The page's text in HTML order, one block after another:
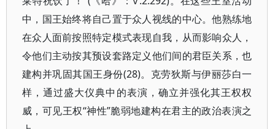
中，国王始终将自己置于众人视线的中心。他熟练地
在众人面前按照特定模式表现自我，从而影响众人，
令他们主动按其预设套路定义他们间的君臣关系，也
建构并巩固其国王身份(28)。克劳狄斯与伊丽莎白一
样，通过盛大仪典中的表演，确立并强化其王权权
威，可见王权“神性”脆弱地建构在君主的政治表演之